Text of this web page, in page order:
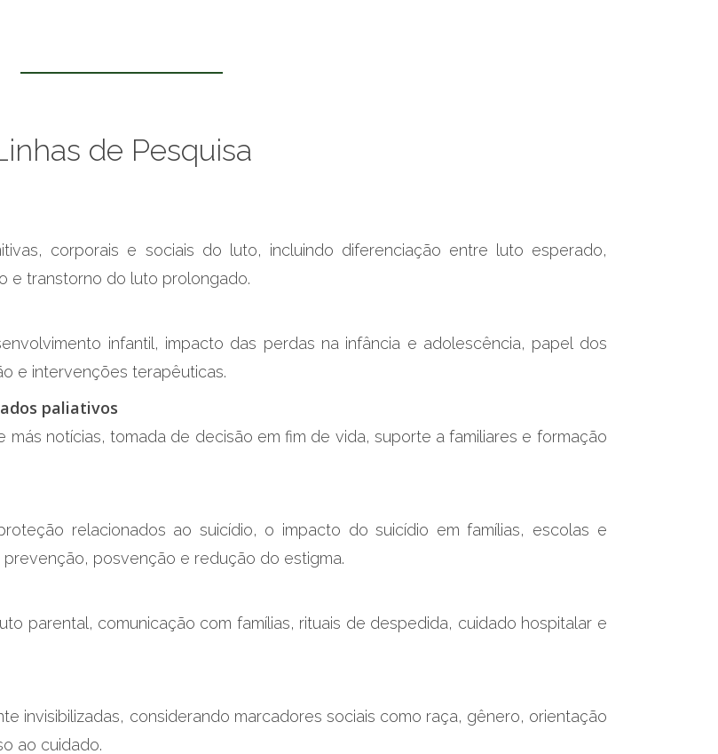
de Pesquisa
corporais e sociais do luto, incluindo diferenciação entre luto esperado,
e transtorno do luto prolongado.
infantil, impacto das perdas na infância e adolescência, papel dos
e intervenções terapêuticas.
paliativos
notícias, tomada de decisão em fim de vida, suporte a familiares e formação
relacionados ao suicídio, o impacto do suicídio em famílias, escolas e
posvenção e redução do estigma.
parental, comunicação com famílias, rituais de despedida, cuidado hospitalar e
invisibilizadas, considerando marcadores sociais como raça, gênero, orientação
ao cuidado.